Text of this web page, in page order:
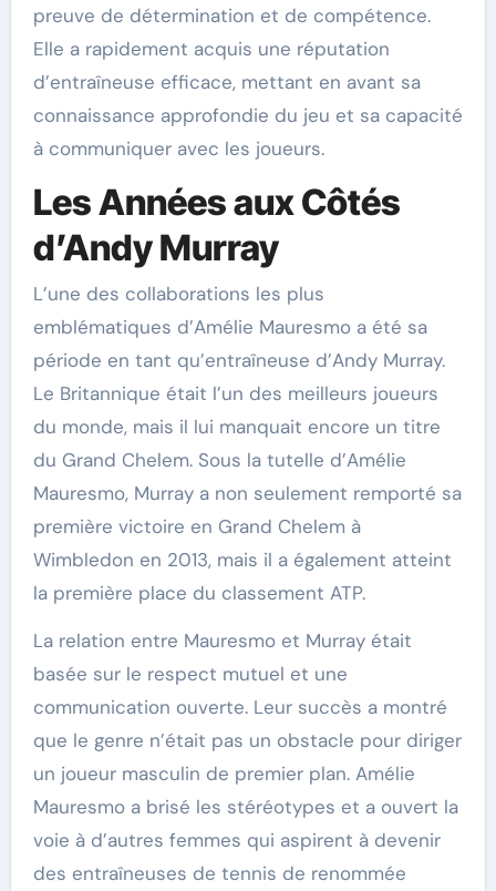
preuve de détermination et de compétence.
Elle a rapidement acquis une réputation
d’entraîneuse efficace, mettant en avant sa
connaissance approfondie du jeu et sa capacité
à communiquer avec les joueurs.
Les Années aux Côtés
d’Andy Murray
L’une des collaborations les plus
emblématiques d’Amélie Mauresmo a été sa
période en tant qu’entraîneuse d’Andy Murray.
Le Britannique était l’un des meilleurs joueurs
du monde, mais il lui manquait encore un titre
du Grand Chelem. Sous la tutelle d’Amélie
Mauresmo, Murray a non seulement remporté sa
première victoire en Grand Chelem à
Wimbledon en 2013, mais il a également atteint
la première place du classement ATP.
La relation entre Mauresmo et Murray était
basée sur le respect mutuel et une
communication ouverte. Leur succès a montré
que le genre n’était pas un obstacle pour diriger
un joueur masculin de premier plan. Amélie
Mauresmo a brisé les stéréotypes et a ouvert la
voie à d’autres femmes qui aspirent à devenir
des entraîneuses de tennis de renommée